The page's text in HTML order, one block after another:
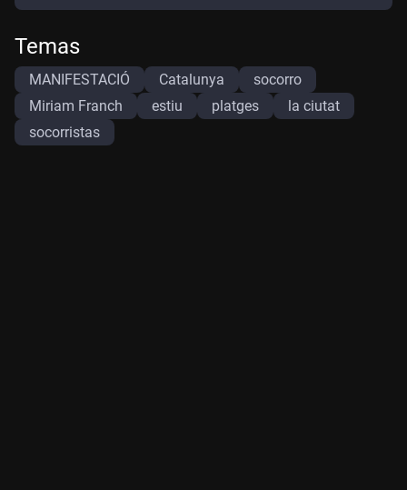
Temas
MANIFESTACIÓ Catalunya
socorro
Miriam Franch
estiu platges
la ciutat
socorristas